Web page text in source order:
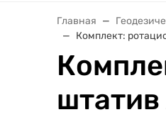
Главная
Комплект:
штатив